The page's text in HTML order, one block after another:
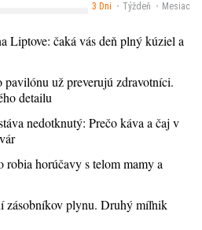
3 Dni Týždeň Mesiac
Liptove: čaká vás deň plný kúziel a
pavilónu už preverujú zdravotníci.
detailu
nedotknutý: Prečo káva a čaj v
robia horúčavy s telom mamy a
zásobníkov plynu. Druhý míľnik